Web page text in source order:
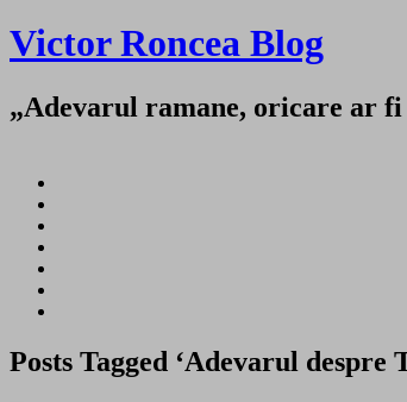
Victor Roncea Blog
„Adevarul ramane, oricare ar
Posts Tagged ‘Adevarul despre